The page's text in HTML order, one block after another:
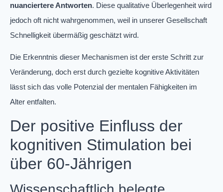
nuanciertere Antworten. Diese qualitative Überlegenheit wird
jedoch oft nicht wahrgenommen, weil in unserer Gesellschaft
Schnelligkeit übermäßig geschätzt wird.
Die Erkenntnis dieser Mechanismen ist der erste Schritt zur
Veränderung, doch erst durch gezielte kognitive Aktivitäten
lässt sich das volle Potenzial der mentalen Fähigkeiten im
Alter entfalten.
Der positive Einfluss der
kognitiven Stimulation bei
über 60-Jährigen